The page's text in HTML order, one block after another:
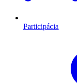
Participácia